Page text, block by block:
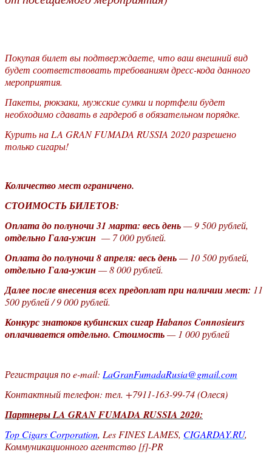
Покупая билет вы подтверждаете, что ваш внешний вид
будет соответствовать требованиям дресс-кода данного
мероприятия.
Пакеты, рюкзаки, мужские сумки и портфели будет
необходимо сдавать в гардероб в обязательном порядке.
Курить на LA GRAN FUMADA RUSSIA 2020 разрешено
только сигары!
Количество мест ограничено.
СТОИМОСТЬ БИЛЕТОВ:
Оплата до полуночи 31 марта: весь день— 9 500 рублей,
отдельно Гала-ужин — 7 000 рублей.
Оплата до полуночи 8 апреля: весь день— 10 500 рублей,
отдельно Гала-ужин— 8 000 рублей.
Далее после внесения всех предоплат при наличии мест: 11
500 рублей / 9 000 рублей.
Конкурс знатоков кубинских сигар Habanos Connosieurs
оплачивается отдельно. Стоимость— 1 000 рублей
Регистрация по e-mail: LaGranFumadaRusia@gmail.com
Контактный телефон: тел. +7911-163-99-74 (Олеся)
Партнеры LA GRAN FUMADA RUSSIA 2020:
Top Cigars Corporation, Les FINES LAMES, CIGARDAY.RU,
Коммуникационного агентство [f]-PR